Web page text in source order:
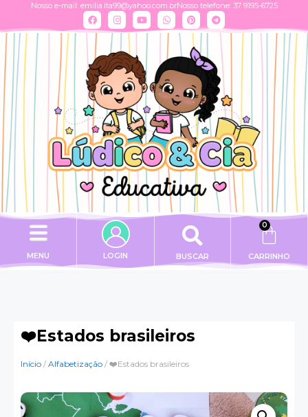
Nosso e-mail: emilia.ita99@yahoo.com.brNosso telefone: 37 9195-6725
MENU LOGIN BUSCAR
0
CARRINHO
❤️Estados brasileiros
Início / Alfabetização / ❤️Estados brasileiros